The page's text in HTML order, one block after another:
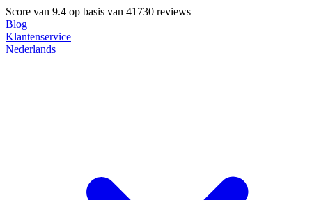
Score van 9.4 op basis van 41730 reviews
Blog
Klantenservice
Nederlands